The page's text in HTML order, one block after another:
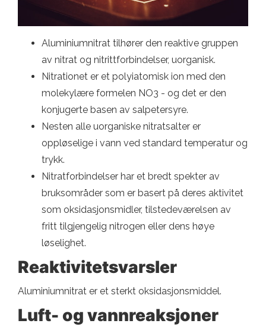
Aluminiumnitrat tilhører den reaktive gruppen
av nitrat og nitrittforbindelser, uorganisk.
Nitrationet er et polyiatomisk ion med den
molekylære formelen NO3 - og det er den
konjugerte basen av salpetersyre.
Nesten alle uorganiske nitratsalter er
oppløselige i vann ved standard temperatur og
trykk.
Nitratforbindelser har et bredt spekter av
bruksområder som er basert på deres aktivitet
som oksidasjonsmidler, tilstedeværelsen av
fritt tilgjengelig nitrogen eller dens høye
løselighet.
Reaktivitetsvarsler
Aluminiumnitrat er et sterkt oksidasjonsmiddel.
Luft- og vannreaksjoner